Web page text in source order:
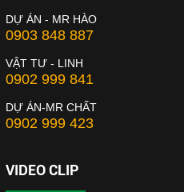
DỰ ÁN - MR HÀO
0903 848 887
VẬT TƯ - LINH
0902 999 841
DỰ ÁN-MR CHẤT
0902 999 423
VIDEO CLIP